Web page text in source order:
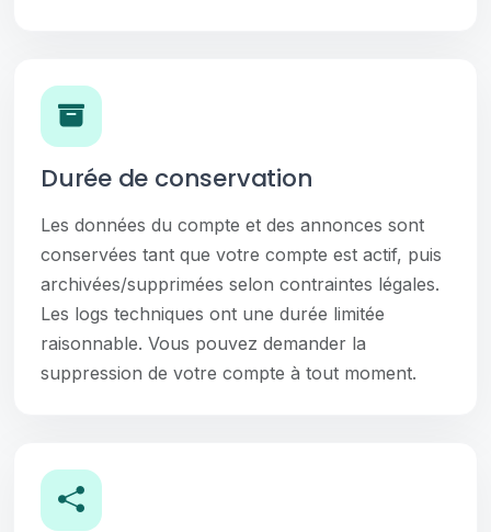
Durée de conservation
Les données du compte et des annonces sont
conservées tant que votre compte est actif, puis
archivées/supprimées selon contraintes légales.
Les logs techniques ont une durée limitée
raisonnable. Vous pouvez demander la
suppression de votre compte à tout moment.